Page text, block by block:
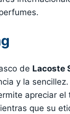
de Lacoste
y la
apreciar el
que su